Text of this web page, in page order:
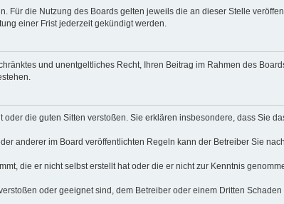
Für die Nutzung des Boards gelten jeweils die an dieser Stelle
einer Frist jederzeit gekündigt werden.
und unentgeltliches Recht, Ihren Beitrag im Rahmen des
die guten Sitten verstoßen. Sie erklären insbesondere, dass Sie
anderer im Board veröffentlichten Regeln kann der Betreiber Sie
die er nicht selbst erstellt hat oder die er nicht zur Kenntnis
oder geeignet sind, dem Betreiber oder einem Dritten